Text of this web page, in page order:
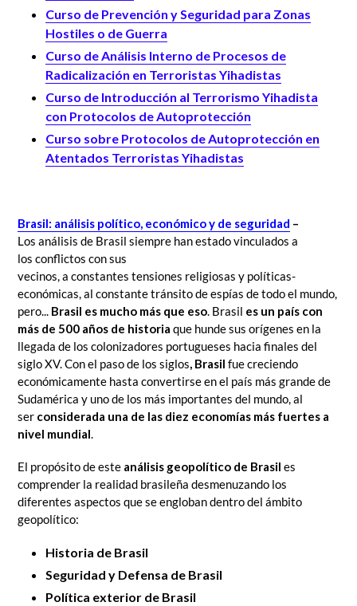
Curso de Prevención y Seguridad para Zonas
Hostiles o de Guerra
Curso de Análisis Interno de Procesos de
Radicalización en Terroristas Yihadistas
Curso de Introducción al Terrorismo Yihadista
con Protocolos de Autoprotección
Curso sobre Protocolos de Autoprotección en
Atentados Terroristas Yihadistas
Brasil: análisis político, económico y de seguridad –
Los análisis de Brasil siempre han estado vinculados a
los conflictos con sus
vecinos, a constantes tensiones religiosas y políticas-
económicas, al constante tránsito de espías de todo el mundo,
pero... Brasil es mucho más que eso . Brasil es un país con
más de 500 años de historia que hunde sus orígenes en la
llegada de los colonizadores portugueses hacia finales del
siglo XV. Con el paso de los siglos , Brasil fue creciendo
económicamente hasta convertirse en el país más grande de
Sudamérica y uno de los más importantes del mundo, al
ser considerada una de las diez economías más fuertes a
nivel mundial
El propósito de este análisis geopolítico de Brasil es
comprender la realidad brasileña desmenuzando los
diferentes aspectos que se engloban dentro del ámbito
geopolítico:
Historia de Brasil
Seguridad y Defensa de Brasil
Política exterior de Brasil